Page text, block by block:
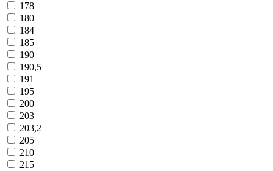
178
180
184
185
190
190,5
191
195
200
203
203,2
205
210
215